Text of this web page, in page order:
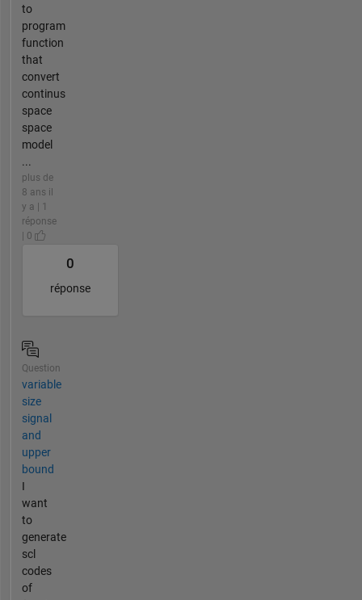
to
program
function
that
convert
continus
space
space
model
...
plus de
8 ans il
y a | 1
réponse
| 0
0
réponse
Question
variable
size
signal
and
upper
bound
I
want
to
generate
scl
codes
of